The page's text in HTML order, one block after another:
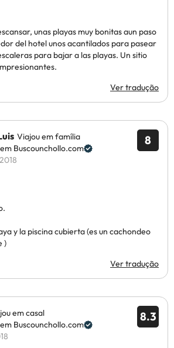
unas playas muy bonitas aun paso
del hotel unos acantilados para pasear
para bajar a las playas. Un sitio
Ver tradução
8
Viajou em família
Buscounchollo.com
y la piscina cubierta (es un cachondeo
)
Ver tradução
8.3
em casal
Buscounchollo.com